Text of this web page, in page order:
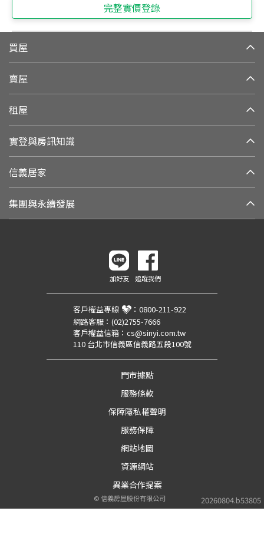
完整實價登錄
買屋
賣屋
租屋
實登與房訊知識
信義居家
集團與永續發展
20260804.b53805
加好友 追蹤我們
客戶權益專線 ： 0800-211-922
網路客服： (02)2755-7666
客戶權益信箱： cs@sinyi.com.tw
110 台北市信義區信義路五段100號
門市據點
服務條款
保障隱私權聲明
服務保障
網站地圖
資源網站
異業合作提案
©信義房屋股份有限公司